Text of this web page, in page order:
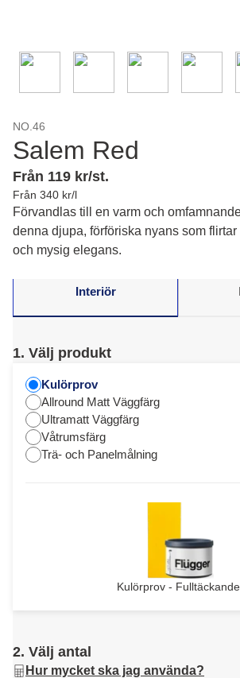
NO.46
Salem Red
Från 119 kr/st.
Från 340 kr/l
Förvandlas till en varm och
denna djupa, förföriska nyans som
och mysig elegans.
Interiör
1. Välj produkt
Kulörprov
Allround Matt Väggfärg
Ultramatt Väggfärg
Våtrumsfärg
Trä- och Panelmålning
Kulörprov - Fulltäckande
2. Välj antal
Hur mycket ska jag använda?